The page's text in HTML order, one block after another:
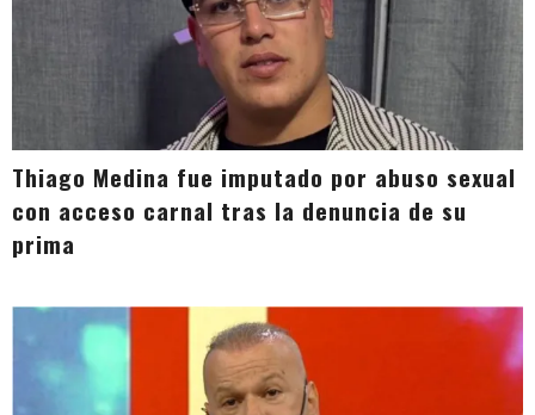
Thiago Medina fue imputado por abuso sexual
con acceso carnal tras la denuncia de su
prima